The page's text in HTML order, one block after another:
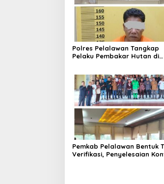
Polres Pelalawan Tangkap
Pelaku Pembakar Hutan di
Pemkab Pelalawan Bentuk
Verifikasi, Penyelesaian